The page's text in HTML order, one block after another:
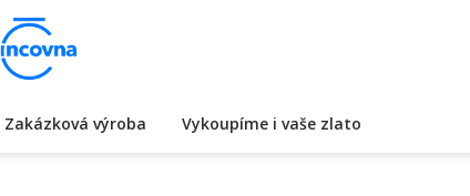
Zakázková výroba Vykoupíme i vaše zlato